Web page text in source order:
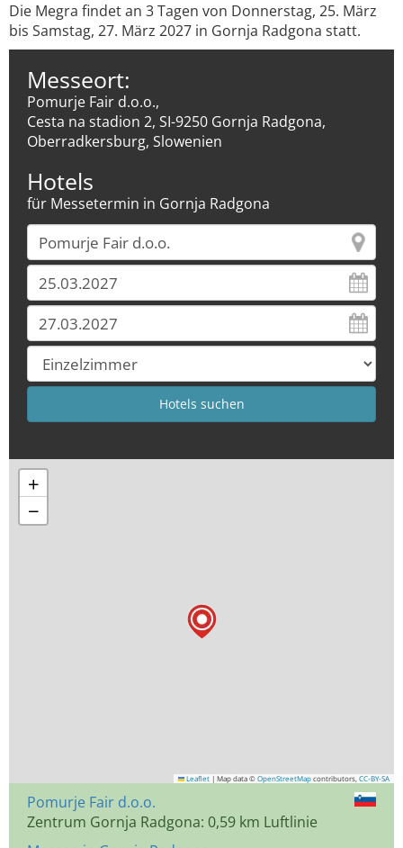
Die Megra findet an 3 Tagen von Donnerstag, 25. März
bis Samstag, 27. März 2027 in Gornja Radgona statt.
Messeort:
Pomurje Fair d.o.o.,
Cesta na stadion 2, SI-9250 Gornja Radgona,
Oberradkersburg, Slowenien
Hotels
für Messetermin in Gornja Radgona
+
−
Leaflet | Map data © OpenStreetMap contributors, CC-BY-SA
Pomurje Fair d.o.o.
Zentrum Gornja Radgona: 0,59 km Luftlinie